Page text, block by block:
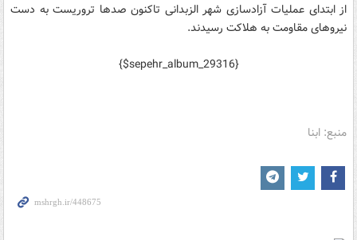
از ابتدای عملیات آزادسازی شهر الزبدانی تاکنون صدها تروریست به دست
نیروهای مقاومت به هلاکت رسیدند.
{$sepehr_album_29316}
منبع: ابنا